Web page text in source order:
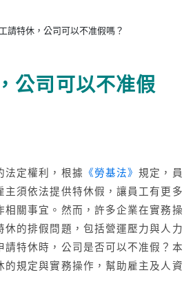
請特休，公司可以不准假嗎？
公司可以不准假
法定權利，根據 《勞基法》規定，員
主須依法提供特休假，讓員工有更多
相關事宜。然而，許多企業在實務操
休的排假問題，包括營運壓力與人力
請特休時，公司是否可以不准假？本
的規定與實務操作，幫助雇主及人資